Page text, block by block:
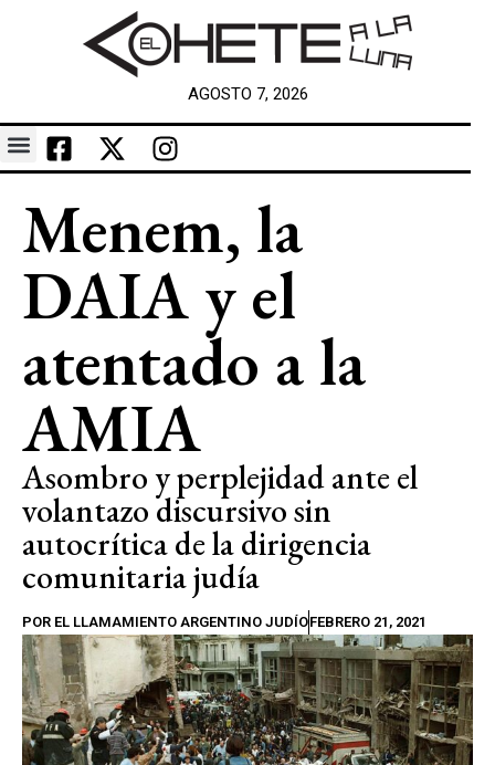
AGOSTO 7, 2026
Menem, la
DAIA y el
atentado a la
AMIA
Asombro y perplejidad ante el
volantazo discursivo sin
autocrítica de la dirigencia
comunitaria judía
POR EL LLAMAMIENTO ARGENTINO JUDÍOFEBRERO 21, 2021